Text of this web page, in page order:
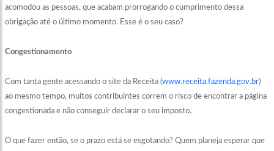
acomodou as pessoas, que acabam prorrogando o cumprimento dessa
obrigação até o último momento. Esse é o seu caso?
Congestionamento
Com tanta gente acessando o site da Receita (www.receita.fazenda.gov.br)
ao mesmo tempo, muitos contribuintes correm o risco de encontrar a página
congestionada e não conseguir declarar o seu imposto.
O que fazer então, se o prazo está se esgotando? Quem planeja esperar que